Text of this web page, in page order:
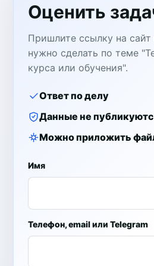
Оценить
Пришлите ссылку на
нужно сделать по теме
курса или обучения".
Ответ по делу
Данные не
Можно приложить
Имя
Телефон, email или Telegram